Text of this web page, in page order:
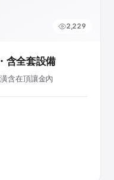
2,229
含全套設備
含在頂讓金內